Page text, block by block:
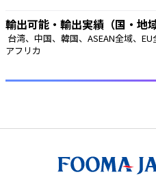
輸出可能・輸出実績（国・地域
アフリカ